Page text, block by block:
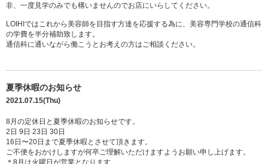
非、一度見学のみでも構いませんのでお店にいらしてください。
LOIHIではこれから美容師を目指す方達を応援する為に、美容専門学校の通信科
の学費を半分補助致します。
通信科に通いながら働こうとお考えの方はご相談ください。
夏季休暇のお知らせ
2021.07.15(Thu)
8月の定休日と夏季休暇のお知らせです。
2日 9日 23日 30日
16日〜20日まで夏季休暇とさせて頂きます。
ご不便をおかけしますが何卒ご理解いただけますようお願い申し上げます。
＊8月は火曜日が営業となります。